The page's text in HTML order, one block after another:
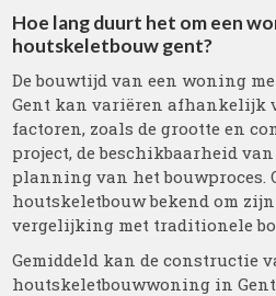
Hoe lang duurt het om een
houtskeletbouw gent?
De bouwtijd van een woning
Gent kan variëren afhankelijk
factoren, zoals de grootte en
project, de beschikbaarheid
planning van het bouwproces.
houtskeletbouw bekend om
vergelijking met traditionele
Gemiddeld kan de constructie
houtskeletbouwwoning in